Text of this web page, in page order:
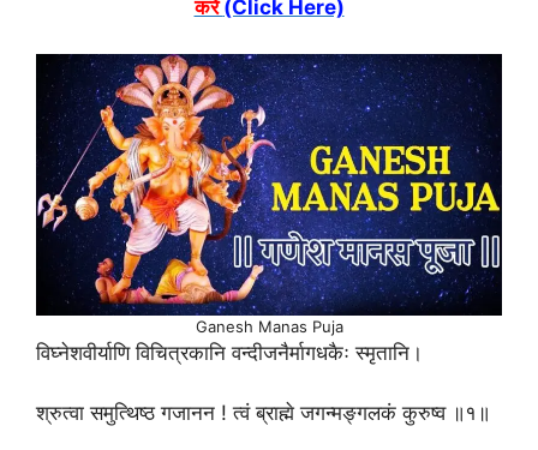
करें(Click Here)
Ganesh Manas Puja
विघ्नेशवीर्याणि विचित्रकानि वन्दीजनैर्मागधकैः स्मृतानि।
श्रुत्वा समुत्थिष्ठ गजानन ! त्वं ब्राह्मे जगन्मङ्गलकं कुरुष्व ॥१॥